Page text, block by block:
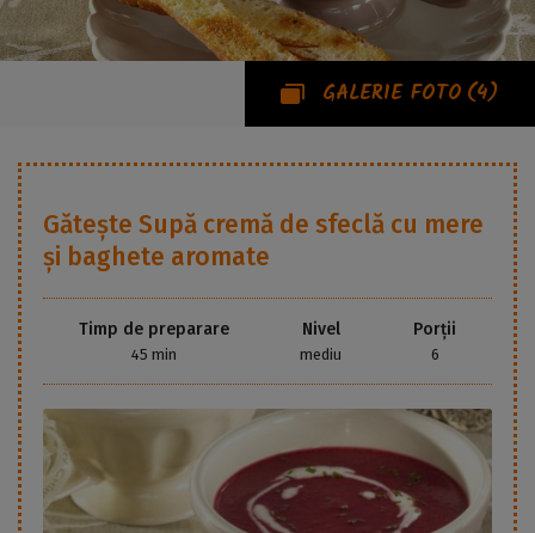
GALERIE FOTO (4)
Gătește Supă cremă de sfeclă cu mere
și baghete aromate
Timp de preparare
45 min
Nivel
mediu
Porții
6